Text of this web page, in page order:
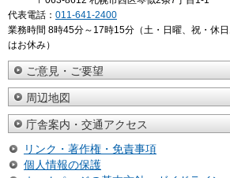
代表電話： 011-641-2400
業務時間 8時45分～17時15分（土・日曜、祝・休
はお休み）
ご意見・ご要望
周辺地図
庁舎案内・交通アクセス
リンク・著作権・免責事項
個人情報の保護